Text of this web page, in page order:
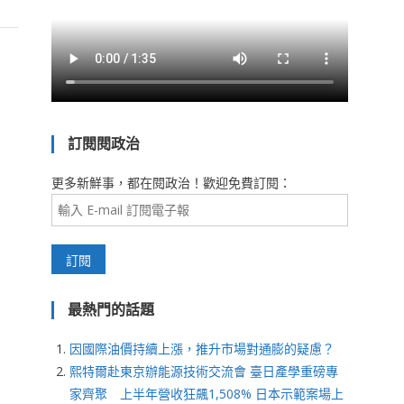
訂閱閱政治
更多新鮮事，都在閱政治！歡迎免費訂閱：
最熱門的話題
因國際油價持續上漲，推升市場對通膨的疑慮？
熙特爾赴東京辦能源技術交流會 臺日產學重磅專
家齊聚 上半年營收狂飆1,508% 日本示範案場上